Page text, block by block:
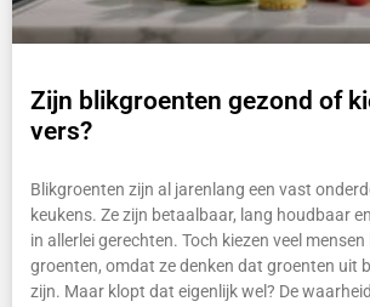
Zijn blikgroenten gezond of
vers?
Blikgroenten zijn al jarenlang een vast
keukens. Ze zijn betaalbaar, lang houdbaar
in allerlei gerechten. Toch kiezen veel
groenten, omdat ze denken dat groenten uit
zijn. Maar klopt dat eigenlijk wel? De